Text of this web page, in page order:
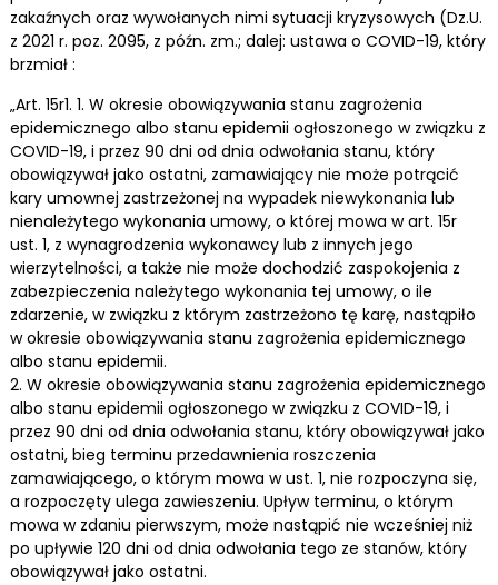
zakaźnych oraz wywołanych nimi sytuacji kryzysowych (Dz.U.
z 2021 r. poz. 2095, z późn. zm.; dalej: ustawa o COVID-19, który
brzmiał :
„Art. 15r1. 1. W okresie obowiązywania stanu zagrożenia
epidemicznego albo stanu epidemii ogłoszonego w związku z
COVID-19, i przez 90 dni od dnia odwołania stanu, który
obowiązywał jako ostatni, zamawiający nie może potrącić
kary umownej zastrzeżonej na wypadek niewykonania lub
nienależytego wykonania umowy, o której mowa w art. 15r
ust. 1, z wynagrodzenia wykonawcy lub z innych jego
wierzytelności, a także nie może dochodzić zaspokojenia z
zabezpieczenia należytego wykonania tej umowy, o ile
zdarzenie, w związku z którym zastrzeżono tę karę, nastąpiło
w okresie obowiązywania stanu zagrożenia epidemicznego
albo stanu epidemii.
2. W okresie obowiązywania stanu zagrożenia epidemicznego
albo stanu epidemii ogłoszonego w związku z COVID-19, i
przez 90 dni od dnia odwołania stanu, który obowiązywał jako
ostatni, bieg terminu przedawnienia roszczenia
zamawiającego, o którym mowa w ust. 1, nie rozpoczyna się,
a rozpoczęty ulega zawieszeniu. Upływ terminu, o którym
mowa w zdaniu pierwszym, może nastąpić nie wcześniej niż
po upływie 120 dni od dnia odwołania tego ze stanów, który
obowiązywał jako ostatni.